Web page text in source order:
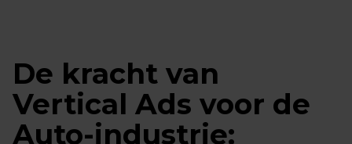
De kracht van
Vertical Ads voor de
Auto-industrie: